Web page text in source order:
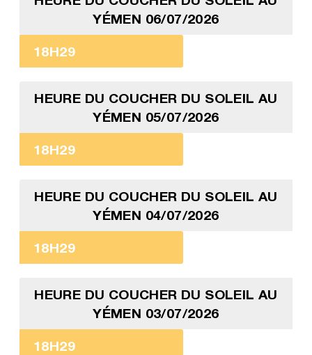
YÉMEN 06/07/2026
18H29
HEURE DU COUCHER DU SOLEIL AU
YÉMEN 05/07/2026
18H29
HEURE DU COUCHER DU SOLEIL AU
YÉMEN 04/07/2026
18H29
HEURE DU COUCHER DU SOLEIL AU
YÉMEN 03/07/2026
18H29